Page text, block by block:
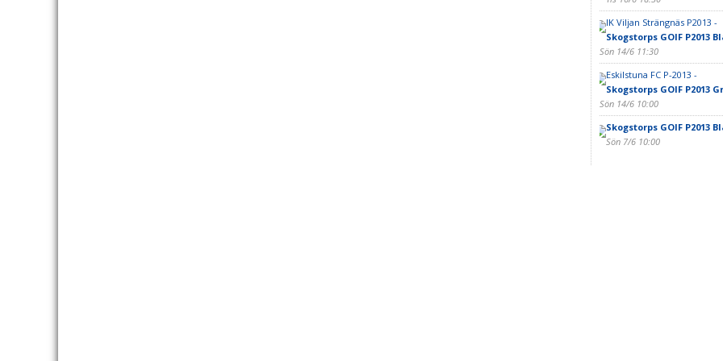
IK Viljan Strängnäs P2013 -
Skogstorps GOIF P2013
Sön 14/6 11:30
Eskilstuna FC P-2013 -
Skogstorps GOIF P2013
Sön 14/6 10:00
Skogstorps GOIF P2013
Sön 7/6 10:00